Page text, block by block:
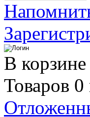
В корзине
Товаров